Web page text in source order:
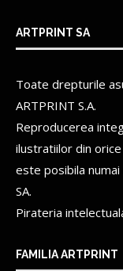
ARTPRINT SA
Toate drepturile
ARTPRINT S.A.
Reproducerea
ilustratiilor din
este posibila
SA.
Pirateria
FAMILIA ARTPRINT